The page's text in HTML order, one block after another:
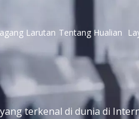
Larutan Tentang Hualian
terkenal di dunia di